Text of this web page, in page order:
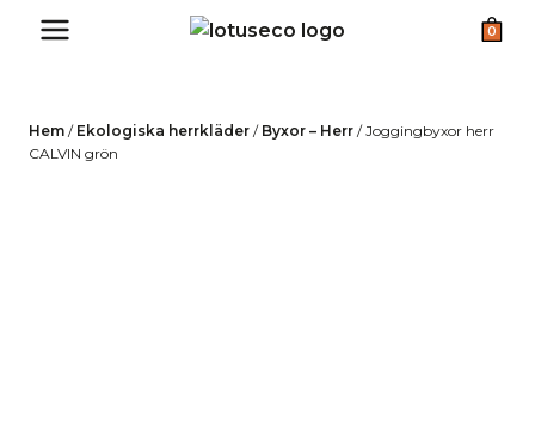
0
Hem / Ekologiska herrkläder / Byxor – Herr /Joggingbyxor herr
CALVIN grön